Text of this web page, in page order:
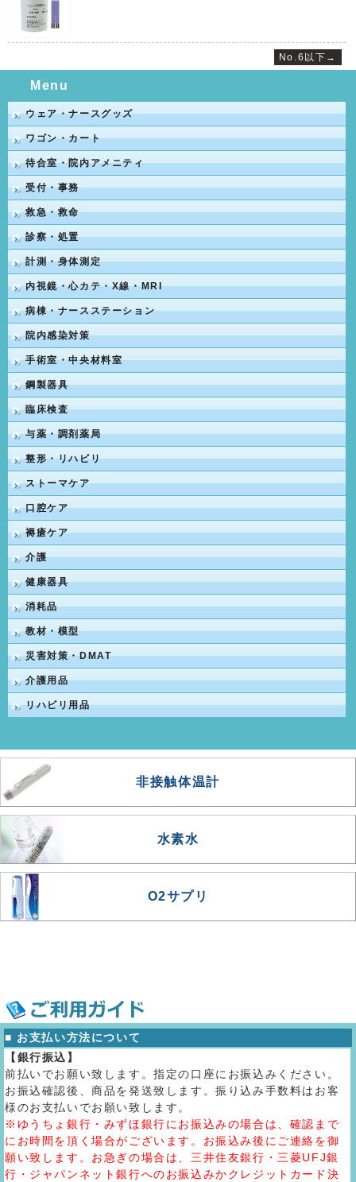
No.6以下→
Menu
ウェア・ナースグッズ
ワゴン・カート
待合室・院内アメニティ
受付・事務
救急・救命
診察・処置
計測・身体測定
内視鏡・心カテ・X線・MRI
病棟・ナースステーション
院内感染対策
手術室・中央材料室
鋼製器具
臨床検査
与薬・調剤薬局
整形・リハビリ
ストーマケア
口腔ケア
褥瘡ケア
介護
健康器具
消耗品
教材・模型
災害対策・DMAT
介護用品
リハビリ用品
非接触体温計
水素水
O2サプリ
■ お支払い方法について
【銀行振込】
前払いでお願い致します。指定の口座にお振込みください。
お振込確認後、商品を発送致します。振り込み手数料はお客
様のお支払いでお願い致します。
※ゆうちょ銀行・みずほ銀行にお振込みの場合は、確認まで
にお時間を頂く場合がございます。お振込み後にご連絡を御
願い致します。お急ぎの場合は、三井住友銀行・三菱UFJ銀
行・ジャパンネット銀行へのお振込みかクレジットカード決